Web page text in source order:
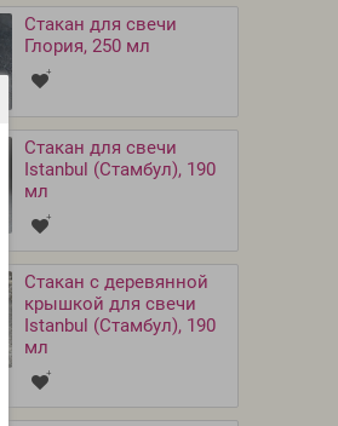
Стакан для свечи
Глория, 250 мл
Стакан для свечи
Istanbul (Стамбул), 190
мл
Стакан с деревянной
крышкой для свечи
Istanbul (Стамбул), 190
мл